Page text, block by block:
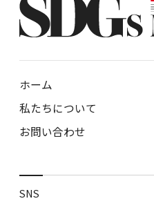
ホーム
私たちについて
お問い合わせ
SNS